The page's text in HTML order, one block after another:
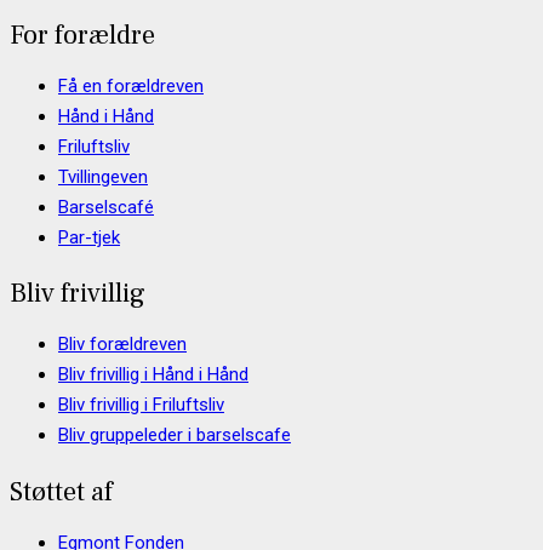
For forældre
Få en forældreven
Hånd i Hånd
Friluftsliv
Tvillingeven
Barselscafé
Par-tjek
Bliv frivillig
Bliv forældreven
Bliv frivillig i Hånd i Hånd
Bliv frivillig i Friluftsliv
Bliv gruppeleder i barselscafe
Støttet af
Egmont Fonden